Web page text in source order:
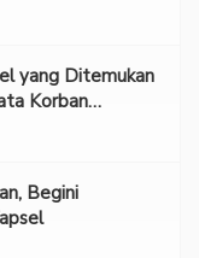
yang Ditemukan
Korban
Begini